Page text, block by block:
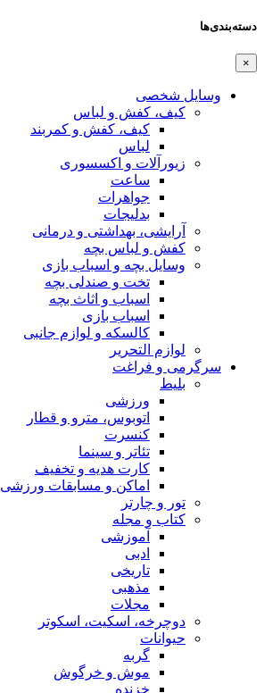
دسته‌بندی‌ها
×
وسایل شخصی
کیف، کفش و لباس
کیف، کفش و کمربند
لباس
زیورآلات و اکسسوری
ساعت
جواهرات
بدلیجات
آرایشی، بهداشتی و درمانی
کفش و لباس بچه
وسایل بچه و اسباب بازی
تخت و صندلی بچه
اسباب و اثاث بچه
اسباب بازی
کالسکه و لوازم جانبی
لوازم التحریر
سرگرمی و فراغت
بلیط
ورزشی
اتوبوس، مترو و قطار
کنسرت
تئاتر و سینما
کارت هدیه و تخفیف
اماکن و مسابقات ورزشی
تور و چارتر
کتاب و مجله
آموزشی
ادبی
تاریخی
مذهبی
مجلات
دوچرخه، اسکیت، اسکوتر
حیوانات
گربه
موش و خرگوش
خزنده